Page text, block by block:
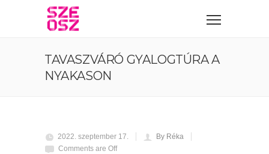
TAVASZVÁRÓ GYALOGTÚRA A
NYAKASON
2022. szeptember 17.
By Réka
Comments are Off